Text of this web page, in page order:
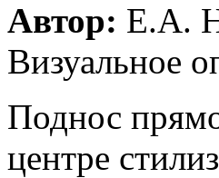
Автор: Е.А.
Визуальное
Поднос
центре